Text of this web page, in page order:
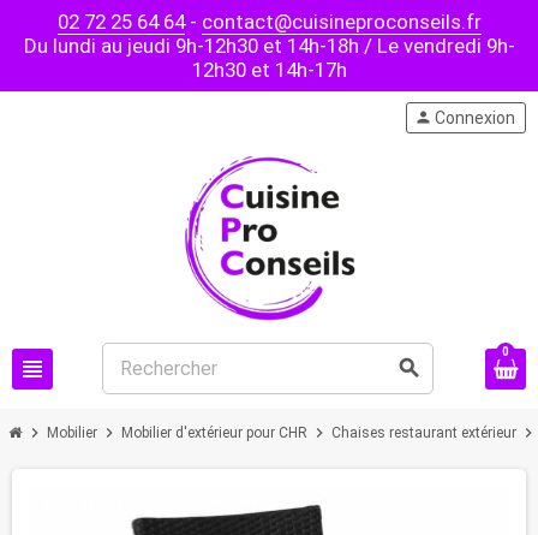
02 72 25 64 64- contact@cuisineproconseils.fr
Du lundi au jeudi 9h-12h30 et 14h-18h / Le vendredi 9h-
12h30 et 14h-17h
view_headline search
person Connexion
0
chevron_right Mobilier chevron_right Mobilier d'extérieur pour CHR chevron_right Chaises restaurant extérieur chevron_right